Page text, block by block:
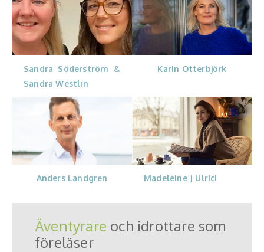
Sandra Söderström &
Sandra Westlin
Karin Otterbjörk
Anders Landgren Madeleine J Ulrici
Äventyrare och idrottare som
föreläser